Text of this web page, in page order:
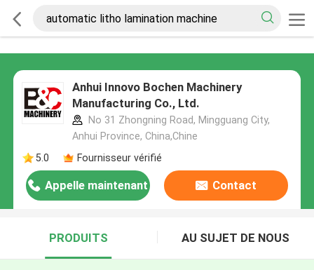
Anhui Innovo Bochen Machinery
Manufacturing Co., Ltd.
No 31 Zhongning Road, Mingguang City,
Anhui Province, China,Chine
5.0
Fournisseur vérifié
Appelle maintenant Contact
PRODUITS AU SUJET DE NOUS